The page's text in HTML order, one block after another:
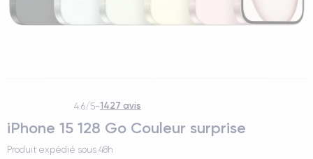
4.6/5-1427 avis
iPhone 15 128 Go Couleur surprise
Produit expédié sous 48h